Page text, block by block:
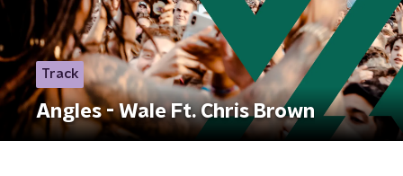
Track
Angles - Wale Ft. Chris Brown